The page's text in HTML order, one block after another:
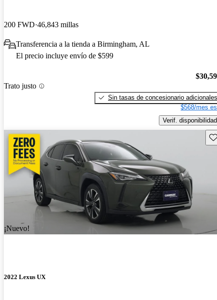
200 FWD 46,843 millas
Transferencia a la tienda a Birmingham, AL
El precio incluye envío de $599
Trato justo
Sin tasas de concesionario adicionales
$568/mes
Verif. disponibilidad
¡Nuevo!
2022 Lexus UX